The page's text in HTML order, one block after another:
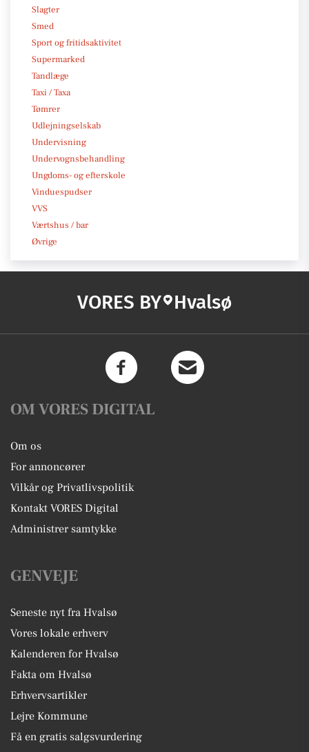
Slagter
Smed
Sport og fritidsaktivitet
Supermarked
Tandlæge
Taxi / Taxa
Tømrer
Udlejningselskab
Undervisning
Undervognsbehandling
Ungdoms- og efterskole
Vinduespudser
VVS
Værtshus / bar
Øvrige
VORES BY Hvalsø
OM VORES DIGITAL
Om os
For annoncører
Vilkår og Privatlivspolitik
Kontakt VORES Digital
Administrer samtykke
GENVEJE
Seneste nyt fra Hvalsø
Vores lokale erhverv
Kalenderen for Hvalsø
Fakta om Hvalsø
Erhvervsartikler
Lejre Kommune
Få en gratis salgsvurdering